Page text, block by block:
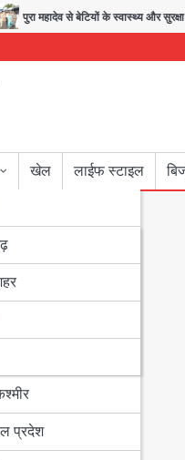
पुरा महादेव से बेटियों के स्वास्थ्य और सुरक्षा का
प्रदेश
खेल लाईफ स्टाइल